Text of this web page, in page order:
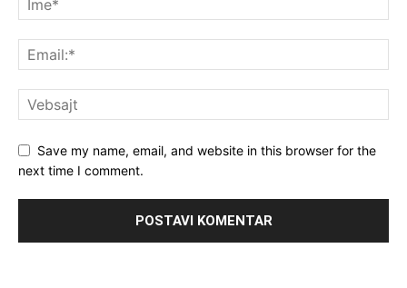
Save my name, email, and website in this browser for the
next time I comment.